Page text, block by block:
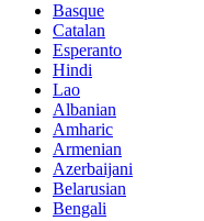
Basque
Catalan
Esperanto
Hindi
Lao
Albanian
Amharic
Armenian
Azerbaijani
Belarusian
Bengali